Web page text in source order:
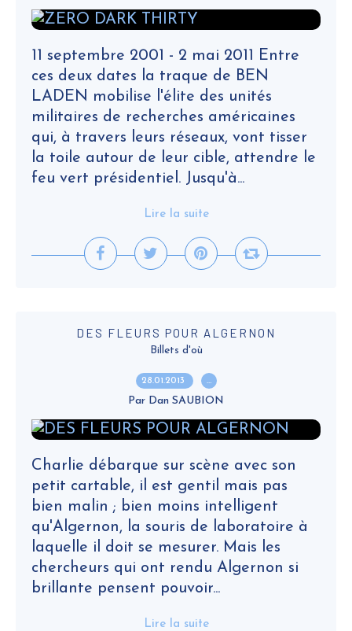
11 septembre 2001 - 2 mai 2011 Entre
ces deux dates la traque de BEN
LADEN mobilise l'élite des unités
militaires de recherches américaines
qui, à travers leurs réseaux, vont tisser
la toile autour de leur cible, attendre le
feu vert présidentiel. Jusqu'à...
Lire la suite
DES FLEURS POUR ALGERNON
Billets d'où
28.01.2013 …
Par Dan SAUBION
Charlie débarque sur scène avec son
petit cartable, il est gentil mais pas
bien malin ; bien moins intelligent
qu'Algernon, la souris de laboratoire à
laquelle il doit se mesurer. Mais les
chercheurs qui ont rendu Algernon si
brillante pensent pouvoir...
Lire la suite